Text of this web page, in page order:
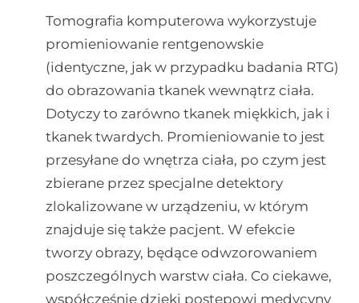
Tomografia komputerowa wykorzystuje
promieniowanie rentgenowskie
(identyczne, jak w przypadku badania RTG)
do obrazowania tkanek wewnątrz ciała.
Dotyczy to zarówno tkanek miękkich, jak i
tkanek twardych. Promieniowanie to jest
przesyłane do wnętrza ciała, po czym jest
zbierane przez specjalne detektory
zlokalizowane w urządzeniu, w którym
znajduje się także pacjent. W efekcie
tworzy obrazy, będące odwzorowaniem
poszczególnych warstw ciała. Co ciekawe,
współcześnie dzięki postępowi medycyny